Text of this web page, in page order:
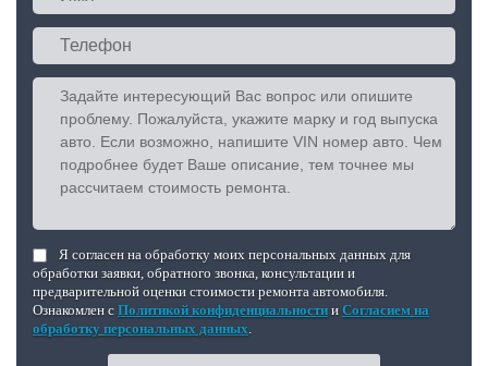
Я согласен на обработку моих персональных данных для
обработки заявки, обратного звонка, консультации и
предварительной оценки стоимости ремонта автомобиля.
Ознакомлен с Политикой конфиденциальности и Согласием на
обработку персональных данных